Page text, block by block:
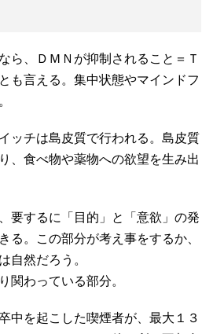
ら、ＤＭＮが抑制されること＝Ｔ
も言える。集中状態やマインドフ
ッチは島皮質で行われる。島皮質
、食べ物や薬物への欲望を生み出
要するに「目的」と「意欲」の発
る。この部分が考え事をするか、
自然だろう。
関わっている部分。
中を起こした喫煙者が、最大１３